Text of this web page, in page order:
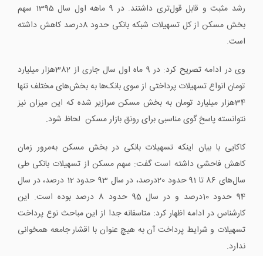
رشد مثبت و قابل قول‌تری داشتند. در 9 ماهه اول سال 1395 سهم
بخش مسکن از کل تسهیلات شبکه بانکی حدود 8درصد کاهش داشته
است.
وی در ادامه تصریح کرد: در 9 ماه اول سال جاری از 382هزار میلیارد
تومان انواع تسهیلات پرداختی از سوی بانک‌ها به بخش‌های مختلف تنها
34هزار میلیارد تومان به بخش مسکن سرازیر شده که این میزان نیز
نتوانسته پاسخ گوی مناسبی برای رونق بازار مسکن لحاظ شود.
کاکایی با بیان اینکه تسهیلات بانکی در بخش مسکن به‌مرور زمان
کاهش فاحشی داشته است گفت: سهم مسکن از تسهیلات بانکی طی
سال‌های 86 تا 91 حدود 20درصد، در سال 93 حدود 12 درصد، در سال
94 حدود 10درصد و در سال 95 حدود 8 درصد بوده است. این
کارشناس در ادامه اظهار کرد: متاسفانه جدا از این مباحث نوع پرداخت
تسهیلات و شرایط پرداخت آن به‌ هیچ‌ عنوان با اقشار جامعه همخوانی
ندارد.